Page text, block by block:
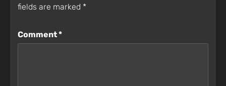
fields are marked *
Comment*